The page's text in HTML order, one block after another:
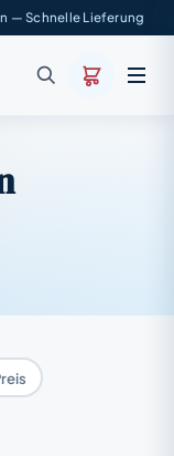
— Schnelle Lieferung